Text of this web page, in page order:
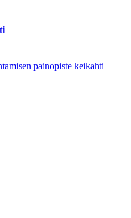
painopiste keikahti